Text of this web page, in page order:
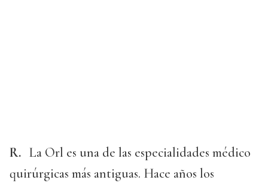
R. La Orl es una de las especialidades médico
quirúrgicas más antiguas. Hace años los